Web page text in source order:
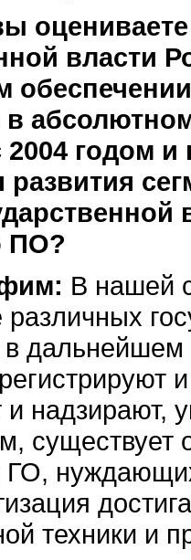
власти
в
годом
развития
ПО?
В нашей
различных
дальнейшем
и надзирают,
существует
ГО,
техники и